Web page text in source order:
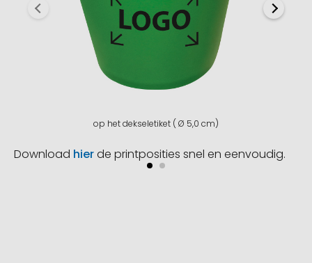
op het dekseletiket ( Ø 5,0 cm)
Download hierde printposities snel en eenvoudig.